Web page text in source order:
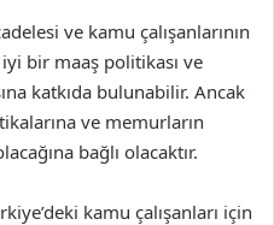
ve kamu çalışanlarının
bir maaş politikası ve
katkıda bulunabilir. Ancak
ve memurların
bağlı olacaktır.
kamu çalışanları için